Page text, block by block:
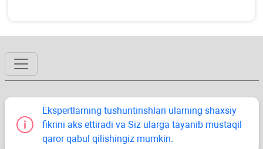
Ekspertlarning tushuntirishlari ularning shaхsiy
fikrini aks ettiradi va Siz ularga tayanib mustaqil
qaror qabul qilishingiz mumkin.